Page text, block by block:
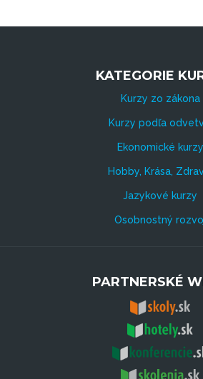
KATEGORIE
Kurzy zo zákona
Kurzy podľa
Ekonomické kurzy
Hobby, Krása,
Jazykové kurzy
Osobnostný
PARTNERSKÉ